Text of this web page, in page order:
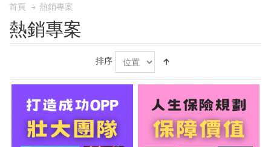
首頁 熱銷專案
熱銷專案
排序